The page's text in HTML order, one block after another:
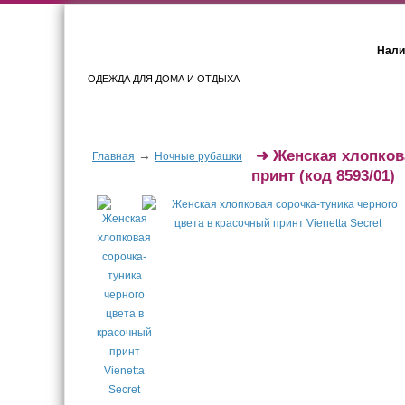
ОДЕЖДА ДЛЯ ДОМА И ОТДЫХА
Главная → Ночные рубашки ➜ Женская
принт (код 8593/01)